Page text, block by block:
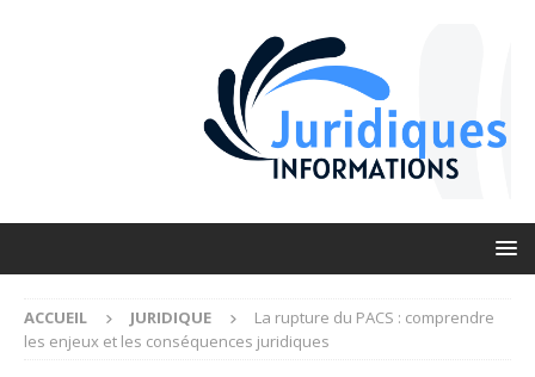
ACCUEIL JURIDIQUE
La rupture du PACS : comprendre
les enjeux et les conséquences juridiques